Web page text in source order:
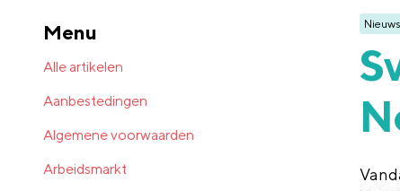
Nieuws
Menu
Alle artikelen
Aanbestedingen
Algemene voorwaarden
Arbeidsmarkt